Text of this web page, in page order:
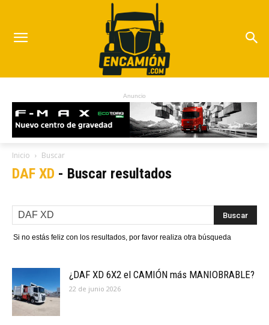
Anuncio
Inicio Buscar
DAF XD - Buscar resultados
Si no estás feliz con los resultados, por favor realiza otra búsqueda
¿DAF XD 6X2 el CAMIÓN más MANIOBRABLE?
22 de junio 2026